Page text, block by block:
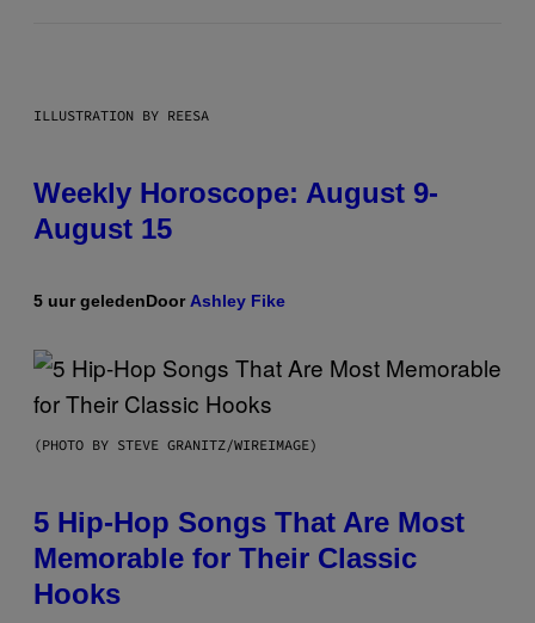
ILLUSTRATION BY REESA
Weekly Horoscope: August 9-
August 15
5 uur geledenDoor Ashley Fike
(PHOTO BY STEVE GRANITZ/WIREIMAGE)
5 Hip-Hop Songs That Are Most
Memorable for Their Classic
Hooks